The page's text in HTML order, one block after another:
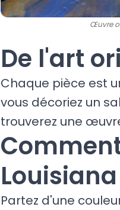
Œuvre
De l'art
Chaque pièce est
vous décoriez un
trouverez une
Louisiana
Partez d'une